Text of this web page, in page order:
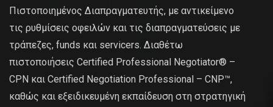
Πιστοποιημένος Διαπραγματευτής, με αντικείμενο
τις ρυθμίσεις οφειλών και τις διαπραγματεύσεις με
τράπεζες, funds και servicers. Διαθέτω
πιστοποιήσεις Certified Professional Negotiator® –
CPN και Certified Negotiation Professional – CNP™,
καθώς και εξειδικευμένη εκπαίδευση στη στρατηγική